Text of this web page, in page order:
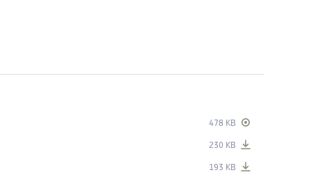
478 KB
230 KB
193 KB